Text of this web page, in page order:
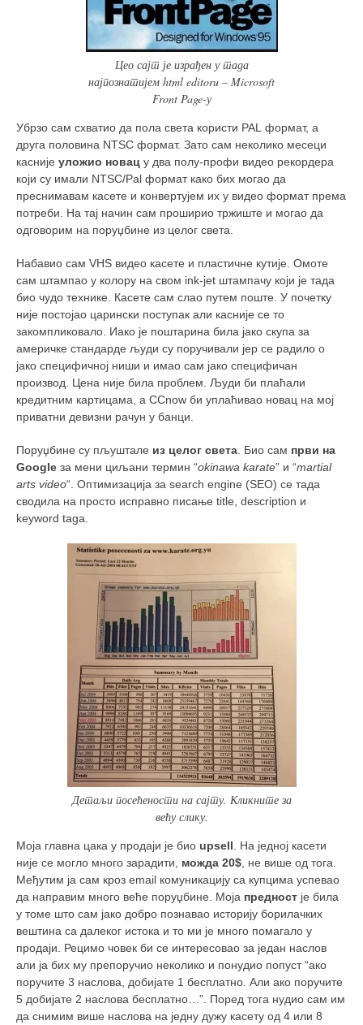
Цео сајт је израђен у тада
најпознатијем html editoru – Microsoft
Front Page-у
Убрзо сам схватио да пола света користи PAL формат, а
друга половина NTSC формат. Зато сам неколико месеци
касније уложио новац у два полу-профи видео рекордера
који су имали NTSC/Pal формат како бих могао да
преснимавам касете и конвертујем их у видео формат према
потреби. На тај начин сам проширио тржиште и могао да
одговорим на поруџбине из целог света.
Набавио сам VHS видео касете и пластичне кутије. Омоте
сам штампао у колору на свом ink-jet штампачу који је тада
био чудо технике. Касете сам слао путем поште. У почетку
није постојао царински поступак али касније се то
закомпликовало. Иако је поштарина била јако скупа за
америчке стандарде људи су поручивали јер се радило о
јако специфичној ниши и имао сам јако специфичан
производ. Цена није била проблем. Људи би плаћали
кредитним картицама, а CCnow би уплаћивао новац на мој
приватни девизни рачун у банци.
Поруџбине су пљуштале из целог света . Био сам први на
Google за мени циљани термин “okinawa karate” и “martial
arts video“. Оптимизација за search engine (SEO) се тада
сводила на просто исправно писање title, description и
keyword taga.
Детаљи посећености на сајту. Кликните за
већу слику.
Моја главна цака у продаји је био upsell . На једној касети
није се могло много зарадити, можда 20$ , не више од тога.
Међутим ја сам кроз email комуникацију са купцима успевао
да направим много веће поруџбине. Моја предност је била
у томе што сам јако добро познавао историју борилачких
вештина са далеког истока и то ми је много помагало у
продаји. Рецимо човек би се интересовао за један наслов
али ја бих му препоручио неколико и понудио попуст “ако
поручите 3 наслова, добијате 1 бесплатно. Али ако поручите
5 добијате 2 наслова бесплатно…”. Поред тога нудио сам им
да снимим више наслова на једну дужу касету од 4 или 8